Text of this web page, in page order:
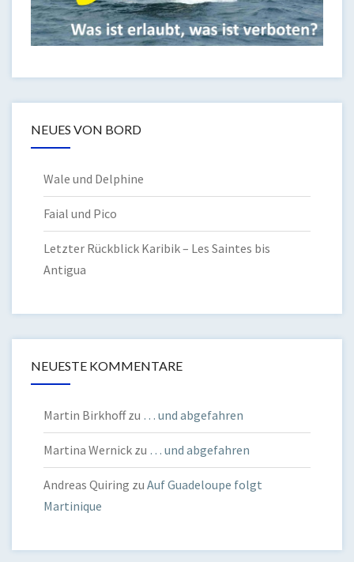
NEUES VON BORD
Wale und Delphine
Faial und Pico
Letzter Rückblick Karibik – Les Saintes bis
Antigua
NEUESTE KOMMENTARE
Martin Birkhoffzu … und abgefahren
Martina Wernick zu … und abgefahren
Andreas Quiring zu Auf Guadeloupe folgt
Martinique